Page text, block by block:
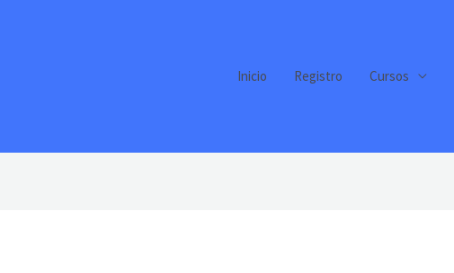
Inicio Registro Cursos